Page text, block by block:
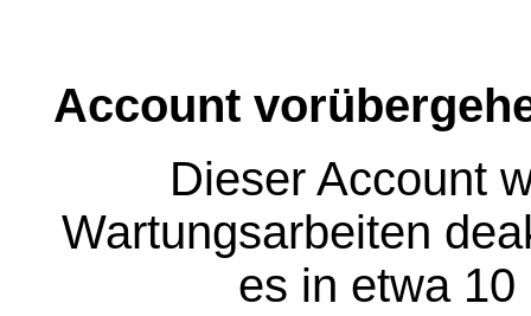
Account
Dieser Account
Wartungsarbeiten
es in etwa